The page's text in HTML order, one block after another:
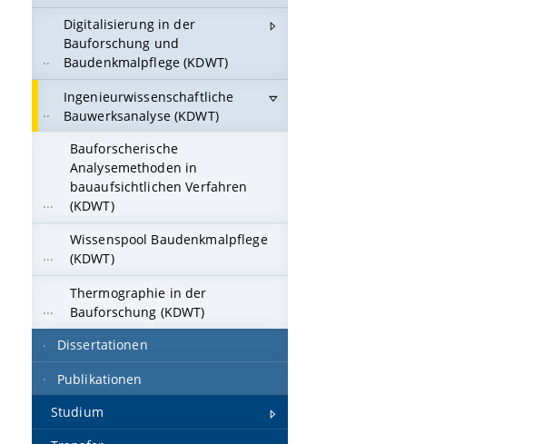
Digitalisierung in der
Bauforschung und
Baudenkmalpflege (KDWT)
Ingenieurwissenschaftliche
Bauwerksanalyse (KDWT)
Bauforscherische
Analysemethoden in
bauaufsichtlichen Verfahren
(KDWT)
Wissenspool Baudenkmalpflege
(KDWT)
Thermographie in der
Bauforschung (KDWT)
Dissertationen
Publikationen
Studium